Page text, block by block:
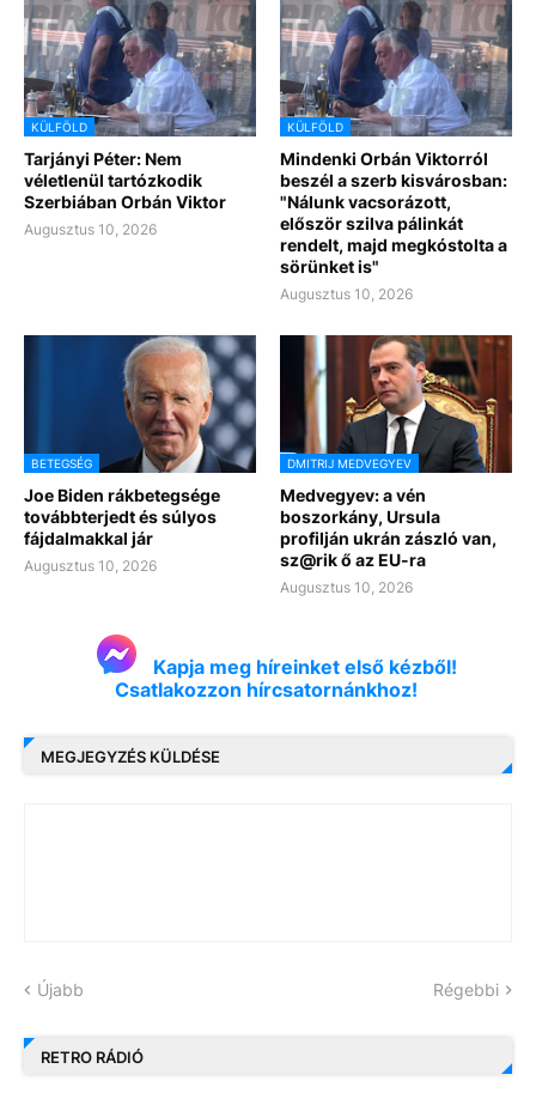
KÜLFÖLD
Tarjányi Péter: Nem
véletlenül tartózkodik
Szerbiában Orbán Viktor
Augusztus 10, 2026
KÜLFÖLD
Mindenki Orbán Viktorról
beszél a szerb kisvárosban:
"Nálunk vacsorázott,
először szilva pálinkát
rendelt, majd megkóstolta a
sörünket is"
Augusztus 10, 2026
BETEGSÉG
Joe Biden rákbetegsége
továbbterjedt és súlyos
fájdalmakkal jár
Augusztus 10, 2026
DMITRIJ MEDVEGYEV
Medvegyev: a vén
boszorkány, Ursula
profilján ukrán zászló van,
sz@rik ő az EU-ra
Augusztus 10, 2026
Kapja meg híreinket első kézből!
Csatlakozzon hírcsatornánkhoz!
MEGJEGYZÉS KÜLDÉSE
Újabb Régebbi
RETRO RÁDIÓ